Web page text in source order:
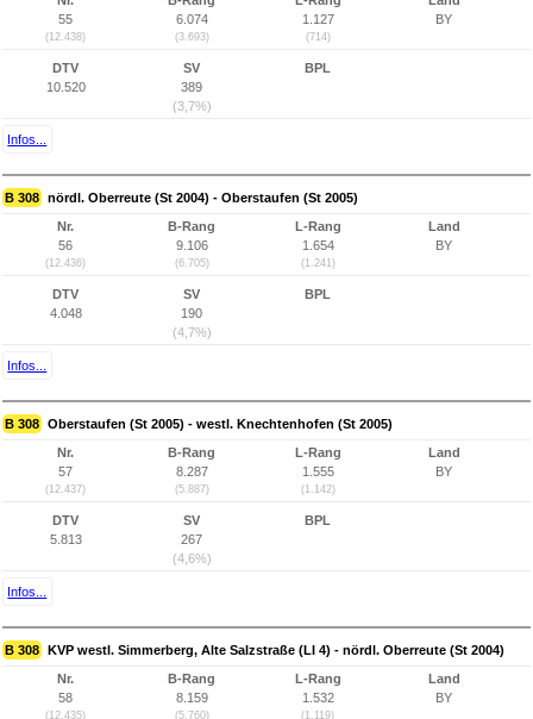
55
(12.438)
6.074
(3.693)
1.127
(714)
BY
DTV
10.520
SV
389
(3,7%)
BPL
Infos...
B 308 nördl. Oberreute (St 2004) - Oberstaufen (St 2005)
Nr.
56
(12.436)
B-Rang
9.106
(6.705)
L-Rang
1.654
(1.241)
Land
BY
DTV
4.048
SV
190
(4,7%)
BPL
Infos...
B 308 Oberstaufen (St 2005) - westl. Knechtenhofen (St 2005)
Nr.
57
(12.437)
B-Rang
8.287
(5.887)
L-Rang
1.555
(1.142)
Land
BY
DTV
5.813
SV
267
(4,6%)
BPL
Infos...
B 308 KVP westl. Simmerberg, Alte Salzstraße (LI 4) - nördl. Oberreute (St 2004)
Nr.
58
(12.435)
B-Rang
8.159
(5.760)
L-Rang
1.532
(1.119)
Land
BY